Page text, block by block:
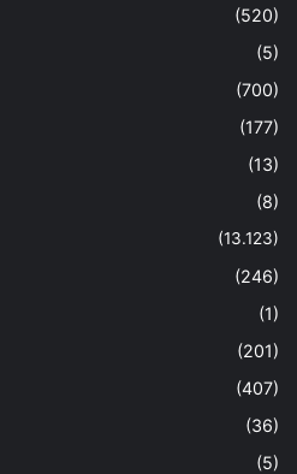
(520)
(5)
(700)
(177)
(13)
(8)
(13.123)
(246)
(1)
(201)
(407)
(36)
(5)